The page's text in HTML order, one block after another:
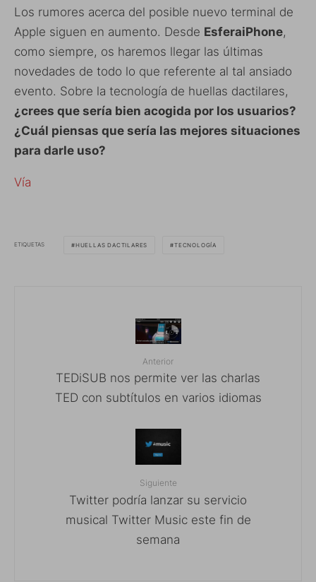
Los rumores acerca del posible nuevo terminal de
Apple siguen en aumento. Desde EsferaiPhone,
como siempre, os haremos llegar las últimas
novedades de todo lo que referente al tal ansiado
evento. Sobre la tecnología de huellas dactilares,
¿crees que sería bien acogida por los usuarios?
¿Cuál piensas que sería las mejores situaciones
para darle uso?
Vía
ETIQUETAS HUELLAS DACTILARES TECNOLOGÍA
Anterior
TEDiSUB nos permite ver las charlas
TED con subtítulos en varios idiomas
Siguiente
Twitter podría lanzar su servicio
musical Twitter Music este fin de
semana